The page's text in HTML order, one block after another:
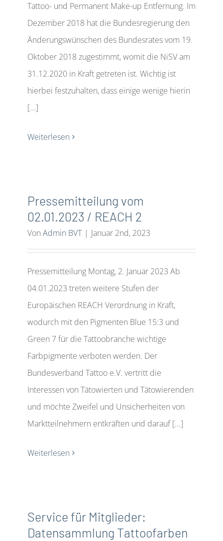
Tattoo- und Permanent Make-up Entfernung. Im
Dezember 2018 hat die Bundesregierung den
Änderungswünschen des Bundesrates vom 19.
Oktober 2018 zugestimmt, womit die NiSV am
31.12.2020 in Kraft getreten ist. Wichtig ist
hierbei festzuhalten, dass einige wenige hierin
[...]
Weiterlesen
Pressemitteilung vom
02.01.2023 / REACH 2
Von Admin BVT | Januar 2nd, 2023
Pressemitteilung Montag, 2. Januar 2023 Ab
04.01.2023 treten weitere Stufen der
Europäischen REACH Verordnung in Kraft,
wodurch mit den Pigmenten Blue 15:3 und
Green 7 für die Tattoobranche wichtige
Farbpigmente verboten werden. Der
Bundesverband Tattoo e.V. vertritt die
Interessen von Tätowierten und Tätowierenden
und möchte Zweifel und Unsicherheiten von
Marktteilnehmern entkräften und darauf [...]
Weiterlesen
Service für Mitglieder:
Datensammlung Tattoofarben